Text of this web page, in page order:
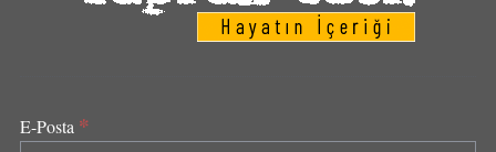
E-Posta *